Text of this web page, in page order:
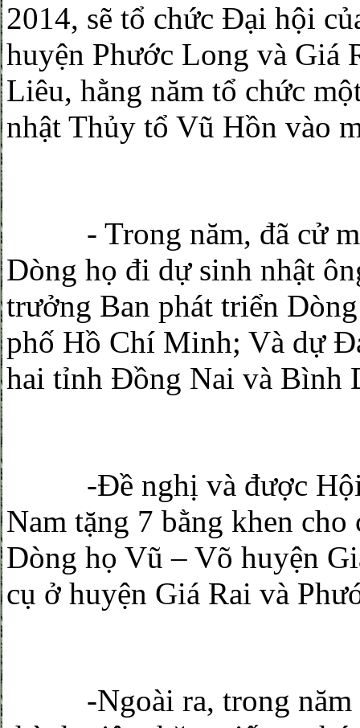
2014, sẽ tổ chức Đại hội
huyện Phước Long và Giá
Liêu, hằng năm tổ chức
nhật Thủy tổ Vũ Hồn vào
- Trong năm, đã cử
Dòng họ đi dự sinh nhật
trưởng Ban phát triển
phố Hồ Chí Minh; Và dự
hai tỉnh Đồng Nai và Bình
-Đề nghị và được Hội
Nam tặng 7 bằng khen
Dòng họ Vũ – Võ huyện
cụ ở huyện Giá Rai và
-Ngoài ra, trong năm